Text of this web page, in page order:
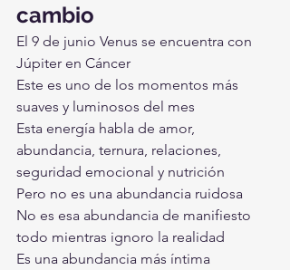
cambio
El 9 de junio Venus se encuentra con
Júpiter en Cáncer
Este es uno de los momentos más
suaves y luminosos del mes
Esta energía habla de amor,
abundancia, ternura, relaciones,
seguridad emocional y nutrición
Pero no es una abundancia ruidosa
No es esa abundancia de manifiesto
todo mientras ignoro la realidad
Es una abundancia más íntima